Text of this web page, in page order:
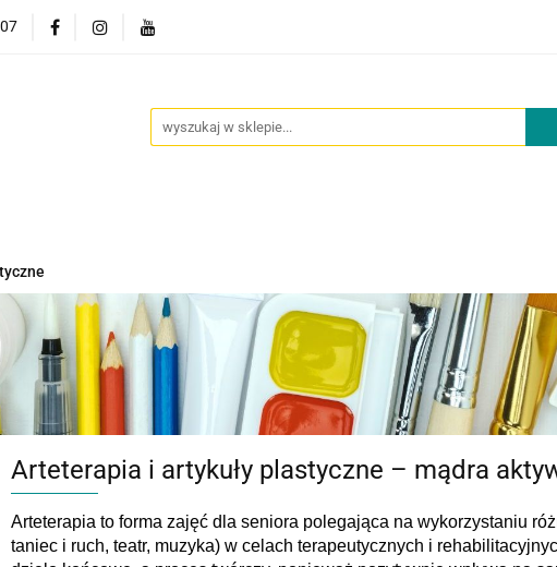
Nowości
Arteterapia i artykuły plastyczne – mądra
Arteterapia to forma zajęć dla seniora polegająca na wykorzystaniu
taniec i ruch, teatr, muzyka) w celach terapeutycznych i